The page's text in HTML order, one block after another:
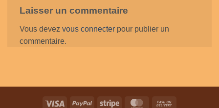
Laisser un commentaire
Vous devez vous connecter pour publier un
commentaire.
Visa PayPal Stripe MasterCard